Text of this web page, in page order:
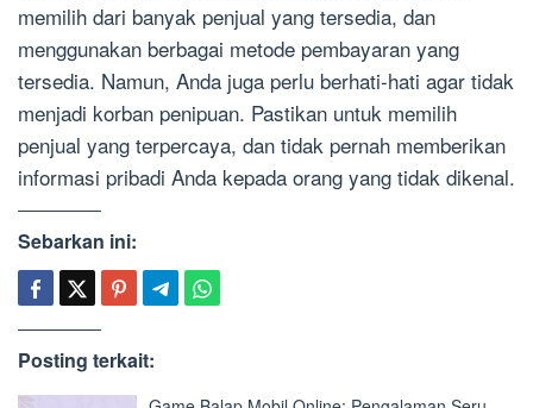
memilih dari banyak penjual yang tersedia, dan
menggunakan berbagai metode pembayaran yang
tersedia. Namun, Anda juga perlu berhati-hati agar tidak
menjadi korban penipuan. Pastikan untuk memilih
penjual yang terpercaya, dan tidak pernah memberikan
informasi pribadi Anda kepada orang yang tidak dikenal.
Sebarkan ini:
Posting terkait: